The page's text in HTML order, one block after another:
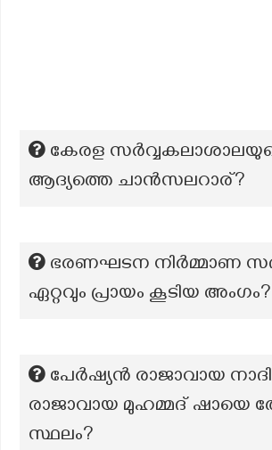
കേരള
ആദ്യത്തെ ചാന്‍സലറാര്?
ഭരണഘടന നിർമ്മാണ
ഏറ്റവും പ്രായം കൂടിയ അംഗം?
പേർഷ്യൻ രാജാവായ
രാജാവായ മുഹമ്മദ് ഷായെ
സ്ഥലം?